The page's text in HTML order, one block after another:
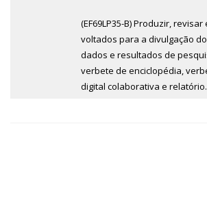
(EF69LP35-B) Produzir,
voltados para a divulgação
dados e resultados de
verbete de enciclopédia,
digital colaborativa e relatório.